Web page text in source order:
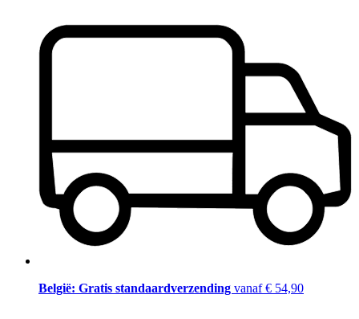
België: Gratis standaardverzending vanaf € 54,90